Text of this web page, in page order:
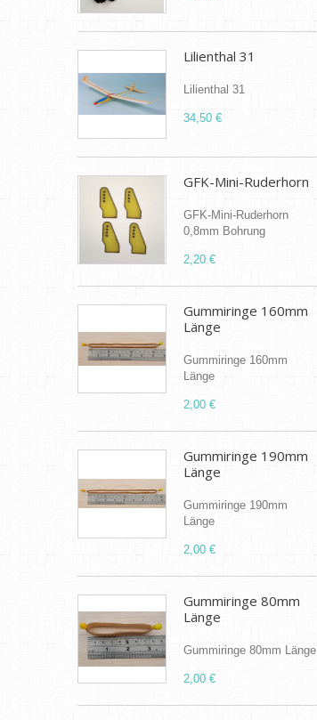
Lilienthal 31
Lilienthal 31
34,50 €
GFK-Mini-Ruderhorn
GFK-Mini-Ruderhorn
0,8mm Bohrung
2,20 €
Gummiringe 160mm
Länge
Gummiringe 160mm
Länge
2,00 €
Gummiringe 190mm
Länge
Gummiringe 190mm
Länge
2,00 €
Gummiringe 80mm
Länge
Gummiringe 80mm Länge
2,00 €